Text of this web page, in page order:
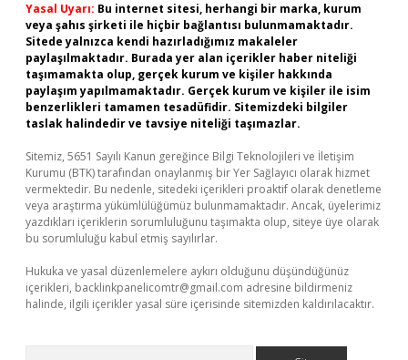
Yasal Uyarı: Bu internet sitesi, herhangi bir marka, kurum
veya şahıs şirketi ile hiçbir bağlantısı bulunmamaktadır.
Sitede yalnızca kendi hazırladığımız makaleler
paylaşılmaktadır. Burada yer alan içerikler haber niteliği
taşımamakta olup, gerçek kurum ve kişiler hakkında
paylaşım yapılmamaktadır. Gerçek kurum ve kişiler ile isim
benzerlikleri tamamen tesadüfidir. Sitemizdeki bilgiler
taslak halindedir ve tavsiye niteliği taşımazlar.
Sitemiz, 5651 Sayılı Kanun gereğince Bilgi Teknolojileri ve İletişim
Kurumu (BTK) tarafından onaylanmış bir Yer Sağlayıcı olarak hizmet
vermektedir. Bu nedenle, sitedeki içerikleri proaktif olarak denetleme
veya araştırma yükümlülüğümüz bulunmamaktadır. Ancak, üyelerimiz
yazdıkları içeriklerin sorumluluğunu taşımakta olup, siteye üye olarak
bu sorumluluğu kabul etmiş sayılırlar.
Hukuka ve yasal düzenlemelere aykırı olduğunu düşündüğünüz
içerikleri, backlinkpanelicomtr@gmail.com adresine bildirmeniz
halinde, ilgili içerikler yasal süre içerisinde sitemizden kaldırılacaktır.